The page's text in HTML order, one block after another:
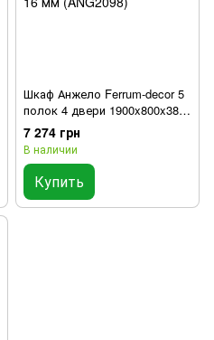
Шкаф Анжело Ferrum-decor 5
полок 4 двери 1900x800x380
ДСП Белый 16 мм (ANG2098)
7 274 грн
В наличии
Купить